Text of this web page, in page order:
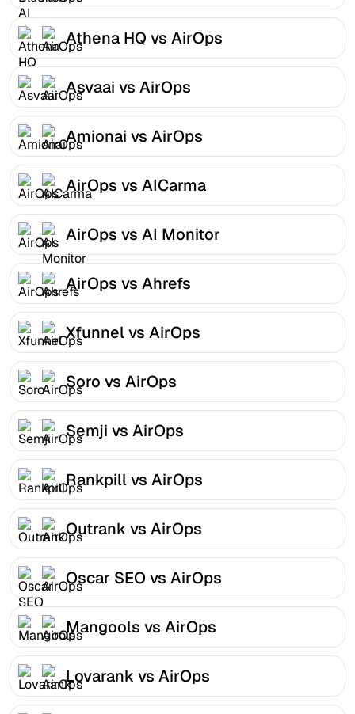
Athena HQ vs AirOps
Asvaai vs AirOps
Amionai vs AirOps
AirOps vs AICarma
AirOps vs AI Monitor
AirOps vs Ahrefs
Xfunnel vs AirOps
Soro vs AirOps
Semji vs AirOps
Rankpill vs AirOps
Outrank vs AirOps
Oscar SEO vs AirOps
Mangools vs AirOps
Lovarank vs AirOps